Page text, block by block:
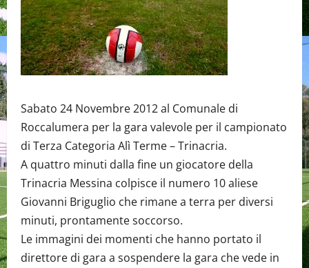
Sabato 24 Novembre 2012 al Comunale di
Roccalumera per la gara valevole per il campionato
di Terza Categoria Alì Terme – Trinacria.
A quattro minuti dalla fine un giocatore della
Trinacria Messina colpisce il numero 10 aliese
Giovanni Briguglio che rimane a terra per diversi
minuti, prontamente soccorso.
Le immagini dei momenti che hanno portato il
direttore di gara a sospendere la gara che vede in